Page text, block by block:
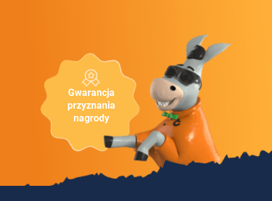
Gwarancja
przyznania
nagrody